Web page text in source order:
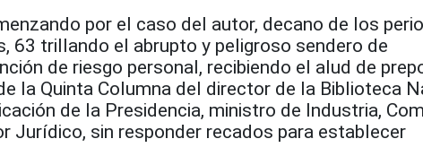
por el caso del autor, decano de los
63 trillando el abrupto y peligroso sendero de
de riesgo personal, recibiendo el alud de
la Quinta Columna del director de la Biblioteca
de la Presidencia, ministro de Industria,
Jurídico, sin responder recados para establecer